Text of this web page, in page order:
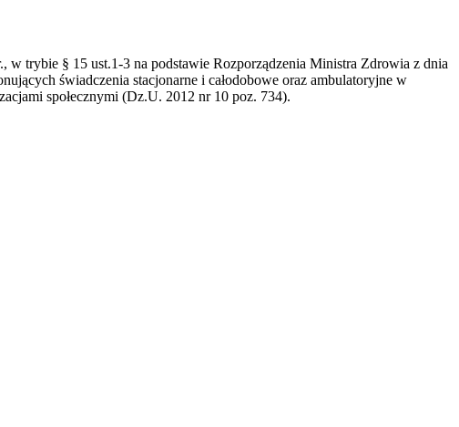
w trybie § 15 ust.1-3 na podstawie Rozporządzenia Ministra Zdrowia z dnia
świadczenia stacjonarne i całodobowe oraz ambulatoryjne w
społecznymi (Dz.U. 2012 nr 10 poz. 734).